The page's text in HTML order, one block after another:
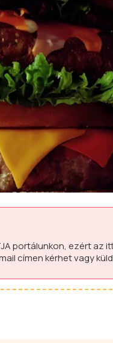
portálunkon, ezért az
címen kérhet vagy